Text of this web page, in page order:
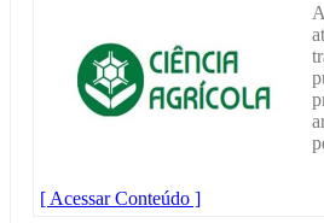
[ Acessar Conteúdo ]